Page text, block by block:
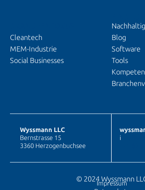
Cleantech
MEM-Industrie
Social Businesses
Blog
Software
Tools
Wyssmann LLC
Bernstrasse 15
3360 Herzogenbuchsee
i
© 2024 Wyssmann
Impressum